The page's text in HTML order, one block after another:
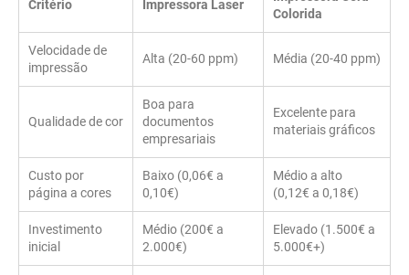
Critério Impressora Laser
Colorida
Velocidade de
impressão
Alta (20-60 ppm) Média (20-40 ppm)
Qualidade de cor
Boa para
documentos
empresariais
Excelente para
materiais gráficos
Custo por
página a cores
Baixo (0,06€ a
0,10€)
Médio a alto
(0,12€ a 0,18€)
Investimento
inicial
Médio (200€ a
2.000€)
Elevado (1.500€ a
5.000€+)